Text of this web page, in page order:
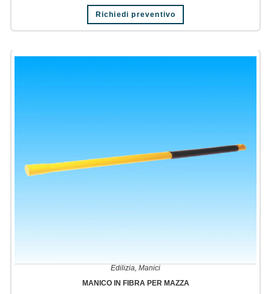
Richiedi preventivo
Edilizia Manici
MANICO IN FIBRA PER MAZZA